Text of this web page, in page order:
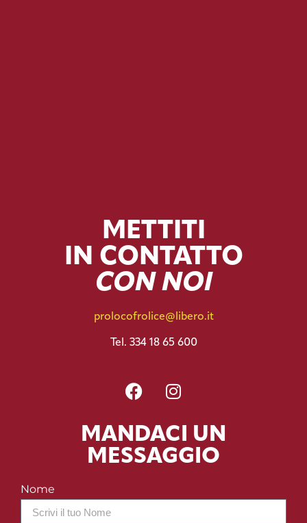
METTITI
IN CONTATTO
CON NOI
prolocofrolice@libero.it
Tel. 334 18 65 600
MANDACI UN
MESSAGGIO
Nome